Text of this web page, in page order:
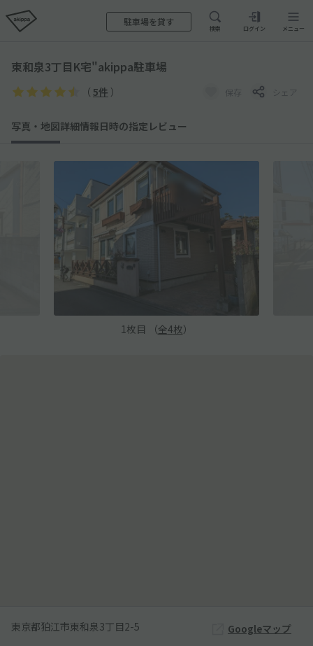
駐車場を貸す
検索 ログイン メニュー
東和泉3丁目K宅"akippa駐車場
（ 5件 ） 保存 シェア
写真・地図詳細情報日時の指定 レビュー
1枚目 （全4枚）
東京都狛江市東和泉3丁目2-5 Googleマップ